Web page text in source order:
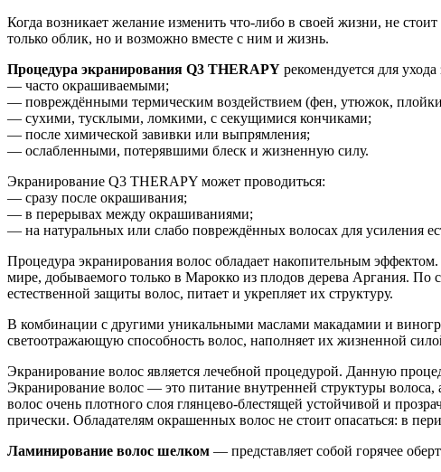
Когда возникает желание изменить что-либо в своей жизни, не
только облик, но и возможно вместе с ним и жизнь.
Процедура экранирования Q3 THERAPY рекомендуется для
— часто окрашиваемыми;
— повреждёнными термическим воздействием (фен, утюжок,
— сухими, тусклыми, ломкими, с секущимися кончиками;
— после химической завивки или выпрямления;
— ослабленными, потерявшими блеск и жизненную силу.
Экранирование Q3 THERAPY может проводиться:
— сразу после окрашивания;
— в перерывах между окрашиваниями;
— на натуральных или слабо повреждённых волосах для усиления
Процедура экранирования волос обладает накопительным
мире, добываемого только в Марокко из плодов дерева Аргания. По
естественной защиты волос, питает и укрепляет их структуру.
В комбинации с другими уникальными маслами макадамии и
светоотражающую способность волос, наполняет их жизненной
Экранирование волос является лечебной процедурой. Данную
Экранирование волос — это питание внутренней структуры
волос очень плотного слоя глянцево-блестящей устойчивой и
прически. Обладателям окрашенных волос не стоит опасаться: в
Ламинирование волос шелком — представляет собой горячее